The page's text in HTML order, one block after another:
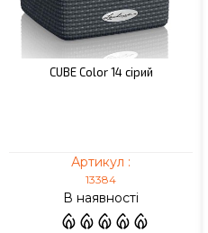
CUBE Color 14 сірий
Артикул :
13384
В наявності